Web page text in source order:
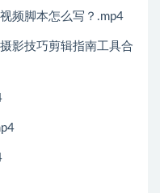
频脚本怎么写？.mp4
影技巧剪辑指南工具合